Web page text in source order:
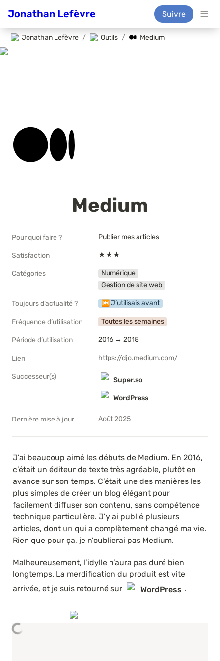
Jonathan Lefèvre Suivre
Jonathan Lefèvre / Outils / Medium
Medium
Pour quoi faire ? Publier mes articles
Satisfaction ★★★
Catégories
Numérique
Gestion de site web
Toujours d’actualité ? ⏮ J’utilisais avant
Fréquence d’utilisation Toutes les semaines
Période d’utilisation 2016 → 2018
Lien https://djo.medium.com/
Successeur(s) Super.so
WordPress
Dernière mise à jour Août 2025
J’ai beaucoup aimé les débuts de Medium. En 2016,
c’était un éditeur de texte très agréable, plutôt en
avance sur son temps. C’était une des manières les
plus simples de créer un blog élégant pour
facilement diffuser son contenu, sans compétence
technique particulière. J’y ai publié plusieurs
articles, dont un qui a complètement changé ma vie.
Rien que pour ça, je n’oublierai pas Medium.
Malheureusement, l’idylle n’aura pas duré bien
longtemps. La merdification du produit est vite
arrivée, et je suis retourné sur
WordPress .